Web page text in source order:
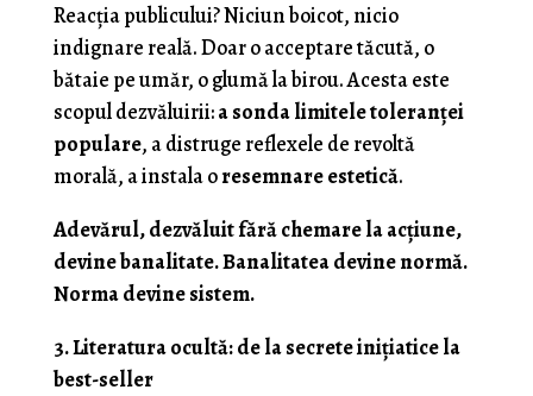
Reacția publicului? Niciun boicot, nicio
indignare reală. Doar o acceptare tăcută, o
bătaie pe umăr, o glumă la birou. Acesta este
scopul dezvăluirii:a sonda limitele toleranței
populare, a distruge reflexele de revoltă
morală, a instala oresemnare estetică.
Adevărul, dezvăluit fără chemare la acțiune,
devine banalitate. Banalitatea devine normă.
Norma devine sistem.
3. Literatura ocultă: de la secrete inițiatice la
best-seller